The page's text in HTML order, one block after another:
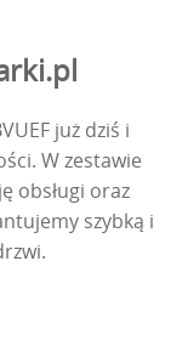
już dziś i
W zestawie
obsługi oraz
szybką i